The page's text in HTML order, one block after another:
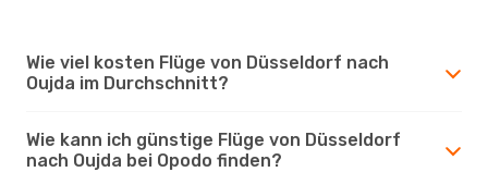
Wie viel kosten Flüge von Düsseldorf nach
Oujda im Durchschnitt?
Wie kann ich günstige Flüge von Düsseldorf
nach Oujda bei Opodo finden?